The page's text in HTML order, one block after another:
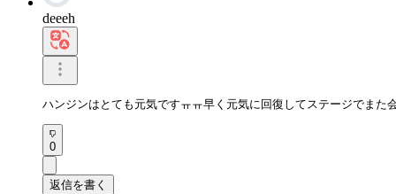
deeeh
ハンジンはとても元気ですㅠㅠ早く元気に回復してステージでまた
0
返信を書く